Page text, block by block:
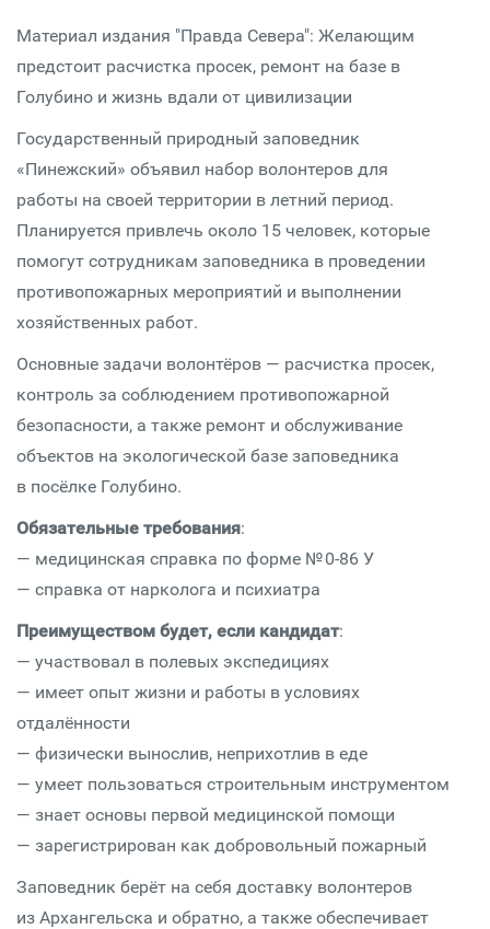
Материал издания "Правда Севера": Желающим
предстоит расчистка просек, ремонт на базе в
Голубино и жизнь вдали от цивилизации
Государственный природный заповедник
«Пинежский» объявил набор волонтеров для
работы на своей территории в летний период.
Планируется привлечь около 15 человек, которые
помогут сотрудникам заповедника в проведении
противопожарных мероприятий и выполнении
хозяйственных работ.
Основные задачи волонтёров — расчистка просек,
контроль за соблюдением противопожарной
безопасности, а также ремонт и обслуживание
объектов на экологической базе заповедника
в посёлке Голубино.
Обязательные требования:
— медицинская справка по форме № 0-86 У
— справка от нарколога и психиатра
Преимуществом будет, если кандидат:
— участвовал в полевых экспедициях
— имеет опыт жизни и работы в условиях
отдалённости
— физически вынослив, неприхотлив в еде
— умеет пользоваться строительным инструментом
— знает основы первой медицинской помощи
— зарегистрирован как добровольный пожарный
Заповедник берёт на себя доставку волонтеров
из Архангельска и обратно, а также обеспечивает